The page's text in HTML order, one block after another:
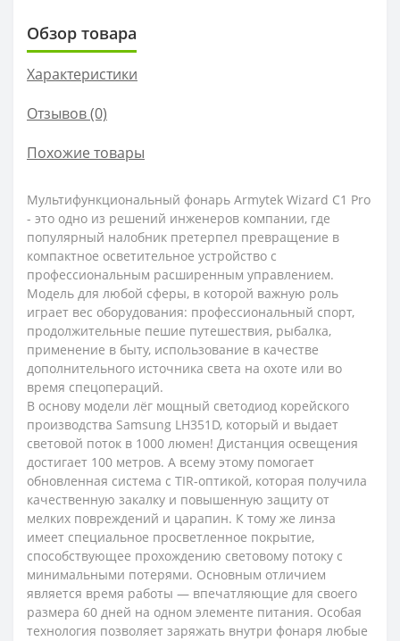
Обзор товара
Характеристики
Отзывов (0)
Похожие товары
Мультифункциональный фонарь Armytek Wizard C1 Pro
- это одно из решений инженеров компании, где
популярный налобник претерпел превращение в
компактное осветительное устройство с
профессиональным расширенным управлением.
Модель для любой сферы, в которой важную роль
играет вес оборудования: профессиональный спорт,
продолжительные пешие путешествия, рыбалка,
применение в быту, использование в качестве
дополнительного источника света на охоте или во
время спецопераций.
В основу модели лёг мощный светодиод корейского
производства Samsung LH351D, который и выдает
световой поток в 1000 люмен! Дистанция освещения
достигает 100 метров. А всему этому помогает
обновленная система с TIR-оптикой, которая получила
качественную закалку и повышенную защиту от
мелких повреждений и царапин. К тому же линза
имеет специальное просветленное покрытие,
способствующее прохождению световому потоку с
минимальными потерями. Основным отличием
является время работы — впечатляющие для своего
размера 60 дней на одном элементе питания. Особая
технология позволяет заряжать внутри фонаря любые